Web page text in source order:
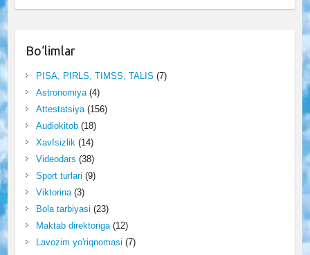
Bo‘limlar
PISA, PIRLS, TIMSS, TALIS (7)
Astronomiya(4)
Attestatsiya(156)
Audiokitob(18)
Xavfsizlik(14)
Videodars (38)
Sport turlari (9)
Viktorina(3)
Bola tarbiyasi (23)
Maktab direktoriga(12)
Lavozim yo'riqnomasi (7)